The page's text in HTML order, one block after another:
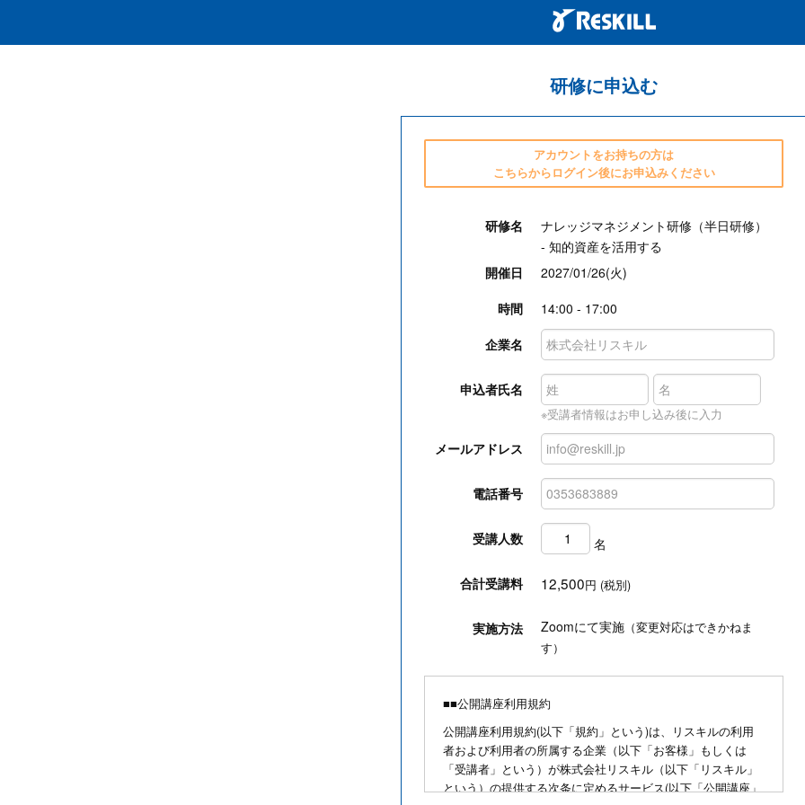
研修に申込む
アカウントをお持ちの方は
こちらからログイン後にお申込みください
研修名
ナレッジマネジメント研修（半日研修）
- 知的資産を活用する
開催日
2027/01/26(火)
時間
14:00 - 17:00
企業名
申込者氏名
※受講者情報はお申し込み後に入力
メールアドレス
電話番号
受講人数 名
合計受講料 12,500円 (税別)
実施方法 Zoomにて実施 （変更対応はできかねま
す）
■■公開講座利用規約
公開講座利用規約(以下「規約」という)は、リスキルの利用
者および利用者の所属する企業（以下「お客様」もしくは
「受講者」という）が株式会社リスキル（以下「リスキル」
という）の提供する次条に定めるサービス(以下「公開講座」